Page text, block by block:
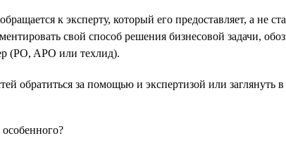
к эксперту, который его предоставляет, а не
свой способ решения бизнесовой задачи,
(PO, APO или техлид).
за помощью и экспертизой или заглянуть в